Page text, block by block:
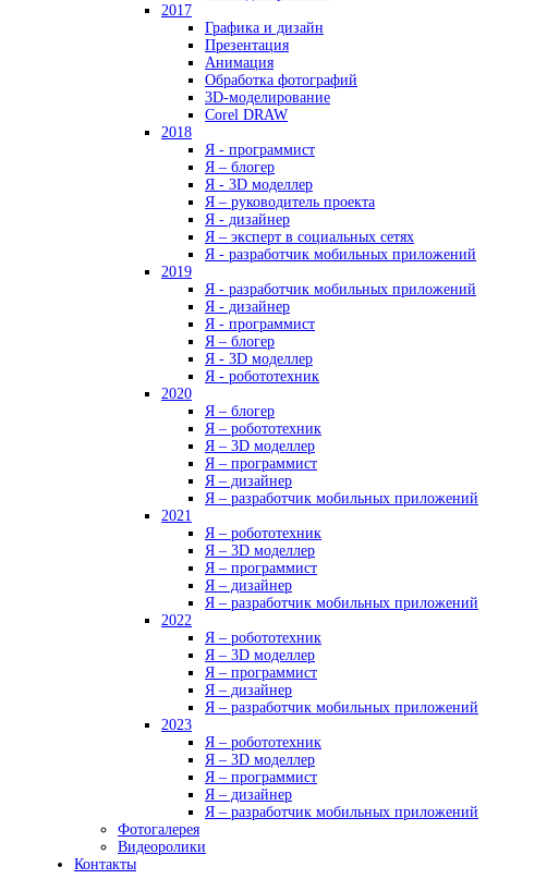
2017
Графика и дизайн
Презентация
Анимация
Обработка фотографий
3D-моделирование
Corel DRAW
2018
Я - программист
Я – блогер
Я - 3D моделлер
Я – руководитель проекта
Я - дизайнер
Я – эксперт в социальных сетях
Я - разработчик мобильных приложений
2019
Я - разработчик мобильных приложений
Я - дизайнер
Я - программист
Я – блогер
Я - 3D моделлер
Я - робототехник
2020
Я – блогер
Я – робототехник
Я – 3D моделлер
Я – программист
Я – дизайнер
Я – разработчик мобильных приложений
2021
Я – робототехник
Я – 3D моделлер
Я – программист
Я – дизайнер
Я – разработчик мобильных приложений
2022
Я – робототехник
Я – 3D моделлер
Я – программист
Я – дизайнер
Я – разработчик мобильных приложений
2023
Я – робототехник
Я – 3D моделлер
Я – программист
Я – дизайнер
Я – разработчик мобильных приложений
Фотогалерея
Видеоролики
Контакты